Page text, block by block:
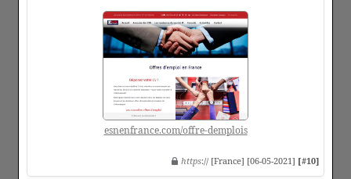
esnenfrance.com/offre-demplois
https:// [France] [06-05-2021] [#10]